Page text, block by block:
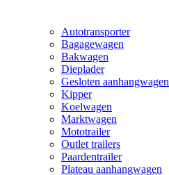
Autotransporter
Bagagewagen
Bakwagen
Dieplader
Gesloten aanhangwagen
Kipper
Koelwagen
Marktwagen
Mototrailer
Outlet trailers
Paardentrailer
Plateau aanhangwagen